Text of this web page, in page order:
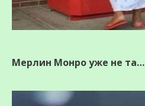
Мерлин Монро уже не та…